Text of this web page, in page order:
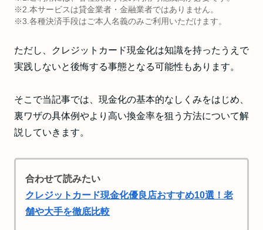
※2.本サービスは貸金業者・金融業者ではありません。
※3.各種決済手段はご本人名義のみご利用いただけます。
ただし、クレジットカード現金化は知識を持ったうえで
実践しないと後悔する事態となる可能性もあります。
そこで当記事では、現金化の基本的なしくみをはじめ、
裏ワザの具体例やより高い換金率を狙う方法について解
説していきます。
合わせて読みたい
クレジットカード現金化優良店おすすめ10選！老
舗や大手を徹底比較